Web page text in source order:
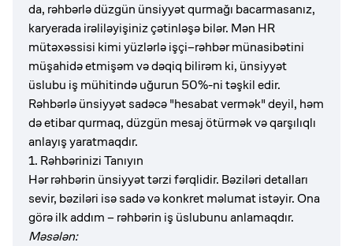
da, rəhbərlə düzgün ünsiyyət qurmağı bacarmasanız,
karyerada irəliləyişiniz çətinləşə bilər. Mən HR
mütəxəssisi kimi yüzlərlə işçi–rəhbər münasibətini
müşahidə etmişəm və dəqiq bilirəm ki, ünsiyyət
üslubu iş mühitində uğurun 50%-ni təşkil edir.
Rəhbərlə ünsiyyət sadəcə "hesabat vermək" deyil, həm
də etibar qurmaq, düzgün mesaj ötürmək və qarşılıqlı
anlayış yaratmaqdır.
1. Rəhbərinizi Tanıyın
Hər rəhbərin ünsiyyət tərzi fərqlidir. Bəziləri detalları
sevir, bəziləri isə sadə və konkret məlumat istəyir. Ona
görə ilk addım – rəhbərin iş üslubunu anlamaqdır.
Məsələn: